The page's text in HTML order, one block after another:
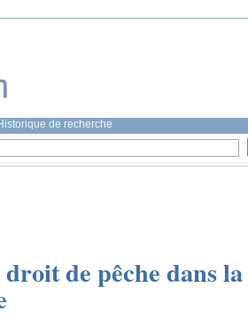
de recherche
de pêche dans